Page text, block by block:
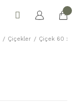
Çiçekler Çiçek 60 x